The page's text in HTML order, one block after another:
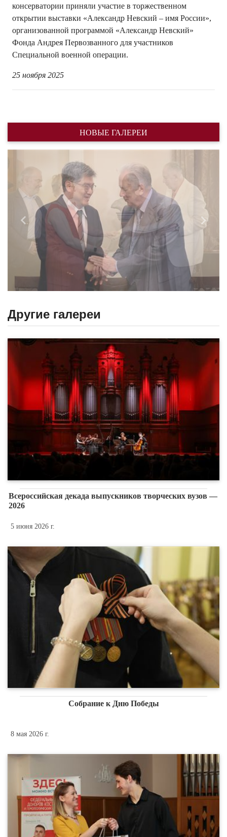
консерватории приняли участие в торжественном
открытии выставки «Александр Невский – имя России»,
организованной программой «Александр Невский»
Фонда Андрея Первозванного для участников
Специальной военной операции.
25 ноября 2025
НОВЫЕ ГАЛЕРЕИ
Назад
Другие галереи
Всероссийская декада выпускников творческих вузов —
2026
5 июня 2026 г.
Собрание к Дню Победы
8 мая 2026 г.